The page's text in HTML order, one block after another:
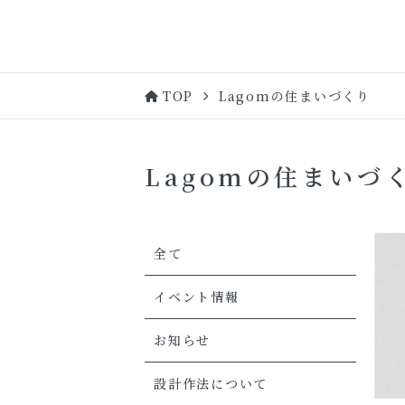
TOP Lagomの住まいづくり
Lagomの住まいづ
全て
イベント情報
お知らせ
設計作法について